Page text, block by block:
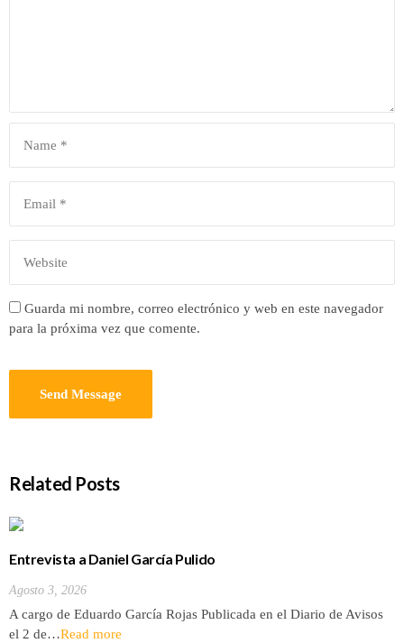
Guarda mi nombre, correo electrónico y web en este navegador
para la próxima vez que comente.
Related Posts
Entrevista a Daniel García Pulido
Agosto 3, 2026
A cargo de Eduardo García Rojas Publicada en el Diario de Avisos
el 2 de…Read more